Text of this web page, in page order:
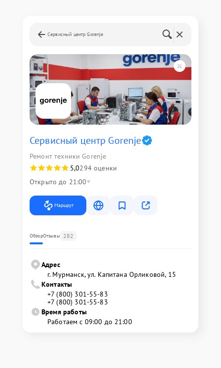
Сервисный центр Gorenje
Сервисный центр Gorenje
Ремонт техники Gorenje
5,0294 оценки
Открыто до 21:00
Маршрут
ОбзорОтзывы 282
Адрес
г. Мурманск, ул. Капитана Орликовой, 15
Контакты
+7 (800) 301-55-83
+7 (800) 301-55-83
Время работы
Работаем с 09:00 до 21:00